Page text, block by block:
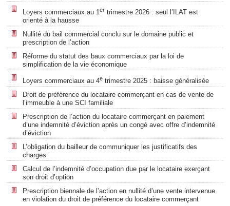
Loyers commerciaux au 1 er trimestre 2026 : seul l’ILAT est
orienté à la hausse
Nullité du bail commercial conclu sur le domaine public et
prescription de l’action
Réforme du statut des baux commerciaux par la loi de
simplification de la vie économique
Loyers commerciaux au 4e trimestre 2025 : baisse généralisée
Droit de préférence du locataire commerçant en cas de vente de
l’immeuble à une SCI familiale
Prescription de l’action du locataire commerçant en paiement
d’une indemnité d’éviction après un congé avec offre d’indemnité
d’éviction
L’obligation du bailleur de communiquer les justificatifs des
charges
Calcul de l’indemnité d’occupation due par le locataire exerçant
son droit d’option
Prescription biennale de l’action en nullité d’une vente intervenue
en violation du droit de préférence du locataire commerçant